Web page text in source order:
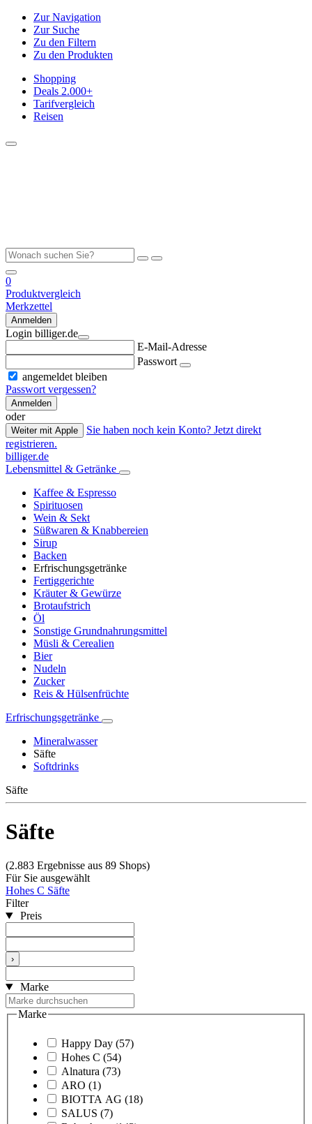
Zur Navigation
Zur Suche
Zu den Filtern
Zu den Produkten
Shopping
Deals 2.000+
Tarifvergleich
Reisen
0
Produktvergleich
Merkzettel
Anmelden
Login billiger.de
E-Mail-Adresse
Passwort
angemeldet bleiben
Passwort vergessen?
Anmelden
oder
Weiter mit Apple
Sie haben noch kein Konto? Jetzt direkt
registrieren.
billiger.de
Lebensmittel & Getränke
Kaffee & Espresso
Spirituosen
Wein & Sekt
Süßwaren & Knabbereien
Sirup
Backen
Erfrischungsgetränke
Fertiggerichte
Kräuter & Gewürze
Brotaufstrich
Öl
Sonstige Grundnahrungsmittel
Müsli & Cerealien
Bier
Nudeln
Zucker
Reis & Hülsenfrüchte
Erfrischungsgetränke
Mineralwasser
Säfte
Softdrinks
Säfte
Säfte
(2.883 Ergebnisse aus 89 Shops)
Für Sie ausgewählt
Hohes C Säfte
Filter
Preis
›
Marke
Marke
Happy Day (57)
Hohes C (54)
Alnatura (73)
ARO (1)
BIOTTA AG (18)
SALUS (7)